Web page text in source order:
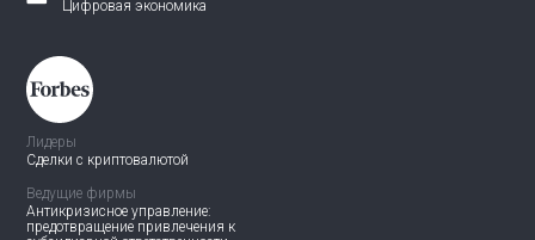
Цифровая экономика
Лидеры
Сделки с криптовалютой
Ведущие фирмы
Антикризисное управление:
предотвращение привлечения к